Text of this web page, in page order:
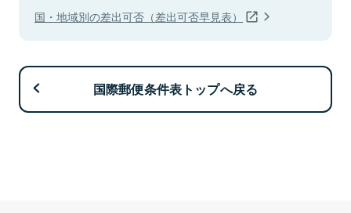
国・地域別の差出可否（差出可否早見表）
国際郵便条件表トップへ戻る